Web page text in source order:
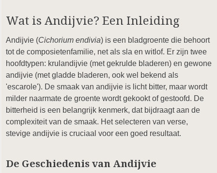
Wat is Andijvie? Een Inleiding
Andijvie (Cichorium endivia) is een bladgroente die behoort
tot de composietenfamilie, net als sla en witlof. Er zijn twee
hoofdtypen: krulandijvie (met gekrulde bladeren) en gewone
andijvie (met gladde bladeren, ook wel bekend als
'escarole'). De smaak van andijvie is licht bitter, maar wordt
milder naarmate de groente wordt gekookt of gestoofd. De
bitterheid is een belangrijk kenmerk, dat bijdraagt aan de
complexiteit van de smaak. Het selecteren van verse,
stevige andijvie is cruciaal voor een goed resultaat.
De Geschiedenis van Andijvie